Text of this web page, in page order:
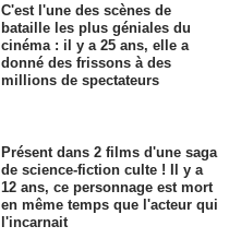
C'est l'une des scènes de
bataille les plus géniales du
cinéma : il y a 25 ans, elle a
donné des frissons à des
millions de spectateurs
Présent dans 2 films d'une saga
de science-fiction culte ! Il y a
12 ans, ce personnage est mort
en même temps que l'acteur qui
l'incarnait